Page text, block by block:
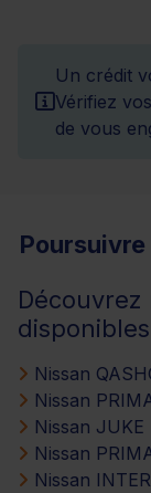
Un crédit
Vérifiez
de vous
Découvrez
disponibles
Nissan
Nissan
Nissan JUKE
Nissan
Nissan